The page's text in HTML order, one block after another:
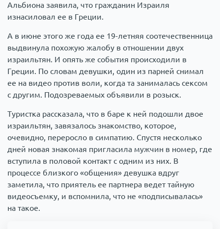
Альбиона заявила, что гражданин Израиля
изнасиловал ее в Греции.
А в июне этого же года ее 19-летняя соотечественница
выдвинула похожую жалобу в отношении двух
израильтян. И опять же события происходили в
Греции. По словам девушки, один из парней снимал
ее на видео против воли, когда та занималась сексом
с другим. Подозреваемых объявили в розыск.
Туристка рассказала, что в баре к ней подошли двое
израильтян, завязалось знакомство, которое,
очевидно, переросло в симпатию. Спустя несколько
дней новая знакомая пригласила мужчин в номер, где
вступила в половой контакт с одним из них. В
процессе близкого «общения» девушка вдруг
заметила, что приятель ее партнера ведет тайную
видеосъемку, и вспомнила, что не «подписывалась»
на такое.